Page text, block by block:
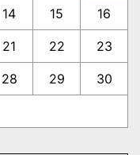
14 15 16
21 22 23
28 29 30